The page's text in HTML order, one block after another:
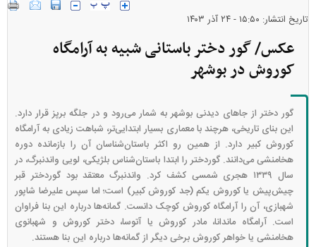
تاریخ انتشار: ۱۵:۵۰ - ۲۴ آذر ۱۴۰۳
عکس/ گور دختر باستانی شبیه به آرامگاه
کوروش در بوشهر
گور دختر از جا‌های دیدنی بوشهر به شمار می‌رود و در جلگه برپز قرار دارد.
این بنای تاریخی، هرچند با معماری بسیار ابتدایی‌تر، شباهت زیادی به آرامگاه
کوروش کبیر دارد. از همین رو اکثر باستان‌شناسان آن را بازمانده دوره
هخامنشی می‌دانند. گوردختر را ابتدا باستان‌شناس بلژیکی، لویی واندنبرگ، در
سال ۱۳۳۹ هجری شمسی کشف کرد. واندنبرگ معتقد بود گوردختر قبر
چیش‌پیش یا کوروش یکم (جد کوروش کبیر) است؛ اما سپس علیرضا شاپور
شهبازی، آن را آرامگاه کوروش کوچک دانست. گمانه‌ها درباره این بنا فراوان
است. آرامگاه ماندانا، مادر کوروش یا آتوسا، دختر کوروش و شهبانوی
هخامنشی یا خواهر کوروش برخی دیگر از گمانه‌ها درباره این بنا هستند.